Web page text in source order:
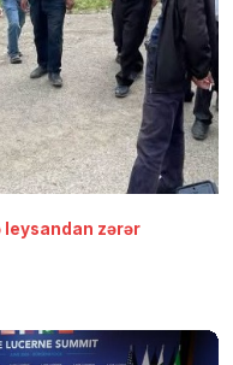
leysandan zərər